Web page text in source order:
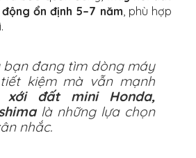
ổn định 5–7 năm, phù hợp
đang tìm dòng máy
kiệm mà vẫn mạnh
xới đất mini Honda,
là những lựa chọn
nhắc.